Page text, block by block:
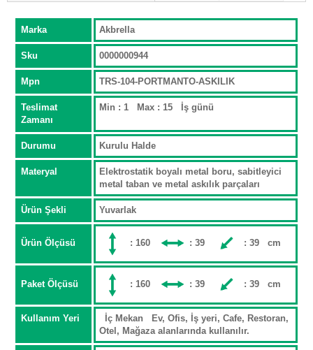
Marka Akbrella
Sku 0000000944
Mpn TRS-104-PORTMANTO-ASKILIK
Teslimat
Zamanı
Min : 1 Max : 15 İş günü
Durumu Kurulu Halde
Materyal
Elektrostatik boyalı metal boru, sabitleyici
metal taban ve metal askılık parçaları
Ürün Şekli Yuvarlak
Ürün Ölçüsü : 160 : 39 : 39 cm
Paket Ölçüsü : 160 : 39 : 39 cm
Kullanım Yeri
İç Mekan Ev, Ofis, İş yeri, Cafe, Restoran,
Otel, Mağaza alanlarında kullanılır.